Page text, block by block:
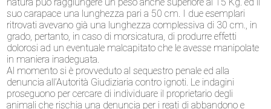
suo carapace una lunghezza pari a 50 cm. I due esemplari
ritrovati avevano già una lunghezza complessiva di 30 cm., in
grado, pertanto, in caso di morsicatura, di produrre effetti
dolorosi ad un eventuale malcapitato che le avesse manipolate
in maniera inadeguata.
Al momento si è provveduto al sequestro penale ed alla
denuncia all’Autorità Giudiziaria contro ignoti. Le indagini
proseguono per cercare di individuare il proprietario degli
animali che rischia una denuncia per i reati di abbandono e